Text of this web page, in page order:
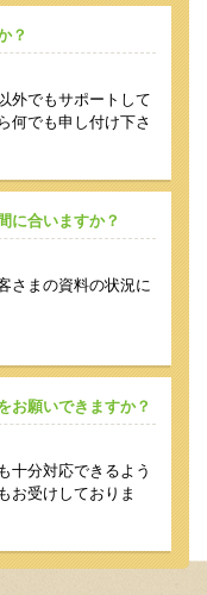
？
外でもサポートして
何でも申し付け下さ
に合いますか？
さまの資料の状況に
お願いできますか？
十分対応できるよう
お受けしておりま